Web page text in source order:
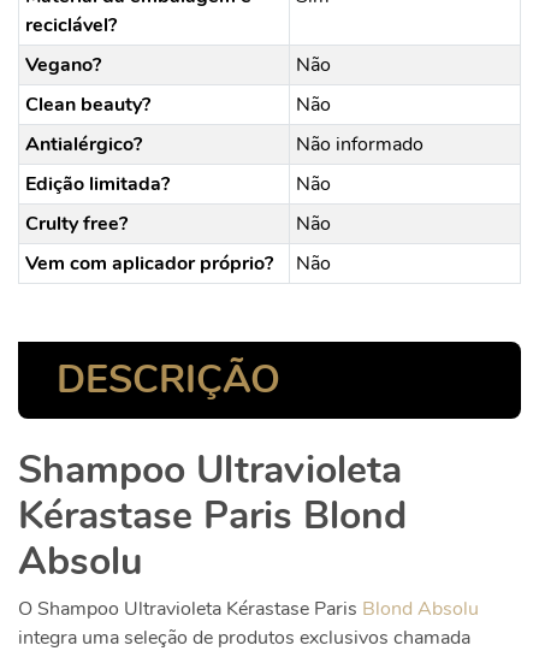
reciclável?
Vegano?
Não
Clean beauty?
Não
Antialérgico?
Não informado
Edição limitada?
Não
Crulty free?
Não
Vem com aplicador próprio?
Não
DESCRIÇÃO
Shampoo Ultravioleta
Kérastase Paris Blond
Absolu
O Shampoo Ultravioleta Kérastase Paris Blond Absolu
integra uma seleção de produtos exclusivos chamada